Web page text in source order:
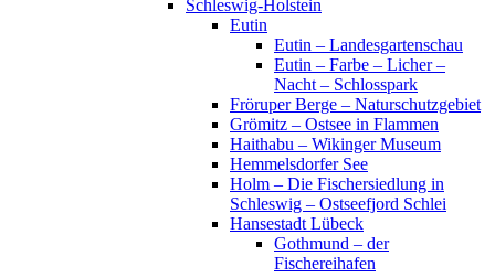
Schleswig-Holstein
Eutin
Eutin – Landesgartenschau
Eutin – Farbe – Licher –
Nacht – Schlosspark
Fröruper Berge – Naturschutzgebiet
Grömitz – Ostsee in Flammen
Haithabu – Wikinger Museum
Hemmelsdorfer See
Holm – Die Fischersiedlung in
Schleswig – Ostseefjord Schlei
Hansestadt Lübeck
Gothmund – der
Fischereihafen